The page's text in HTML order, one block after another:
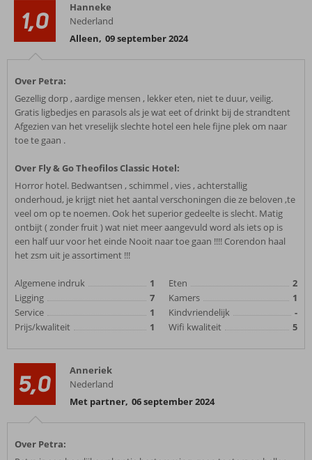
1,0
Hanneke
Nederland
Alleen, 09 september 2024
Over Petra:
Gezellig dorp , aardige mensen , lekker eten, niet te duur, veilig.
Gratis ligbedjes en parasols als je wat eet of drinkt bij de strandtent
Afgezien van het vreselijk slechte hotel een hele fijne plek om naar
toe te gaan .
Over Fly & Go Theofilos Classic Hotel:
Horror hotel. Bedwantsen , schimmel , vies , achterstallig
onderhoud, je krijgt niet het aantal verschoningen die ze beloven ,te
veel om op te noemen. Ook het superior gedeelte is slecht. Matig
ontbijt ( zonder fruit ) wat niet meer aangevuld word als iets op is
een half uur voor het einde Nooit naar toe gaan !!!! Corendon haal
het zsm uit je assortiment !!!
Algemene indruk
1
Ligging
7
Service
1
Prijs/kwaliteit
1
Eten
2
Kamers
1
Kindvriendelijk
-
Wifi kwaliteit
5
5,0
Anneriek
Nederland
Met partner, 06 september 2024
Over Petra: